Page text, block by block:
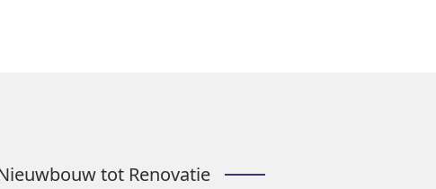
tot Renovatie